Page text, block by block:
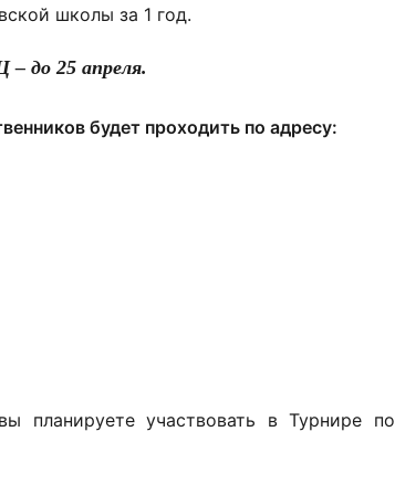
школы за 1 год.
– до 25 апреля.
будет проходить по адресу:
планируете участвовать в Турнире по